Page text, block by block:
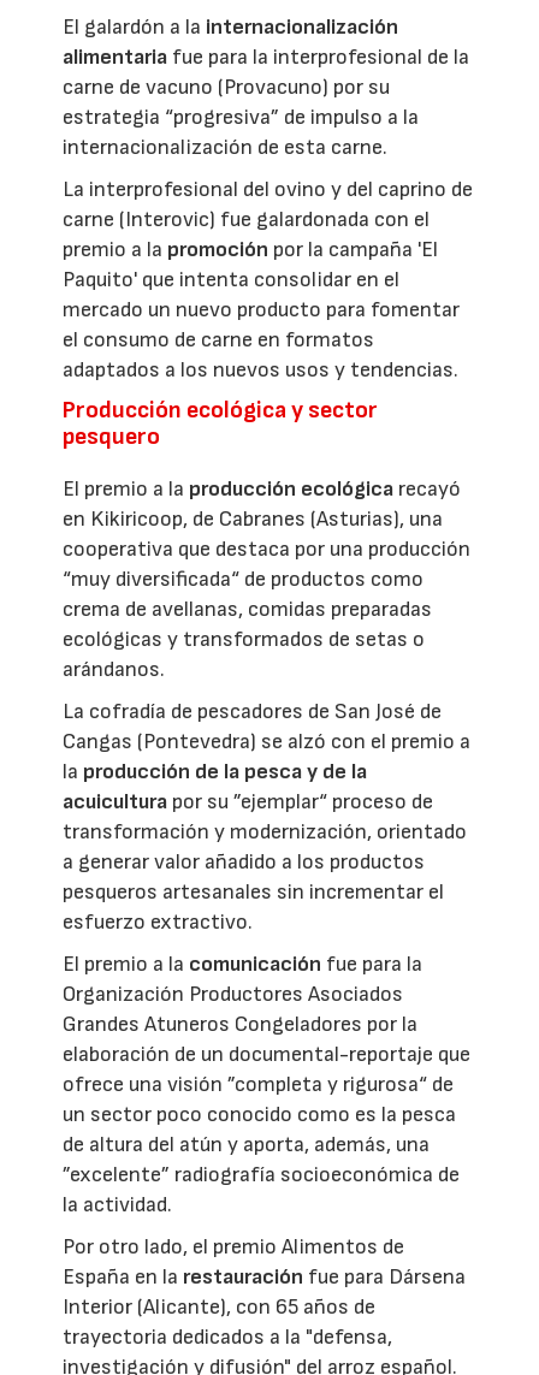
El galardón a la internacionalización
alimentaria fue para la interprofesional de la
carne de vacuno (Provacuno) por su
estrategia “progresiva” de impulso a la
internacionalización de esta carne.
La interprofesional del ovino y del caprino de
carne (Interovic) fue galardonada con el
premio a la promoción por la campaña 'El
Paquito' que intenta consolidar en el
mercado un nuevo producto para fomentar
el consumo de carne en formatos
adaptados a los nuevos usos y tendencias.
Producción ecológica y sector
pesquero
El premio a la producción ecológica recayó
en Kikiricoop, de Cabranes (Asturias), una
cooperativa que destaca por una producción
“muy diversificada“ de productos como
crema de avellanas, comidas preparadas
ecológicas y transformados de setas o
arándanos.
La cofradía de pescadores de San José de
Cangas (Pontevedra) se alzó con el premio a
la producción de la pesca y de la
acuicultura por su ”ejemplar“ proceso de
transformación y modernización, orientado
a generar valor añadido a los productos
pesqueros artesanales sin incrementar el
esfuerzo extractivo.
El premio a la comunicación fue para la
Organización Productores Asociados
Grandes Atuneros Congeladores por la
elaboración de un documental-reportaje que
ofrece una visión ”completa y rigurosa“ de
un sector poco conocido como es la pesca
de altura del atún y aporta, además, una
”excelente” radiografía socioeconómica de
la actividad.
Por otro lado, el premio Alimentos de
España en la restauración fue para Dársena
Interior (Alicante), con 65 años de
trayectoria dedicados a la "defensa,
investigación y difusión" del arroz español.